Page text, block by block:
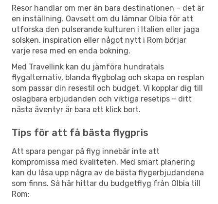
Resor handlar om mer än bara destinationen – det är
en inställning. Oavsett om du lämnar Olbia för att
utforska den pulserande kulturen i Italien eller jaga
solsken, inspiration eller något nytt i Rom börjar
varje resa med en enda bokning.
Med Travellink kan du jämföra hundratals
flygalternativ, blanda flygbolag och skapa en resplan
som passar din resestil och budget. Vi kopplar dig till
oslagbara erbjudanden och viktiga resetips – ditt
nästa äventyr är bara ett klick bort.
Tips för att få bästa flygpris
Att spara pengar på flyg innebär inte att
kompromissa med kvaliteten. Med smart planering
kan du låsa upp några av de bästa flygerbjudandena
som finns. Så här hittar du budgetflyg från Olbia till
Rom: